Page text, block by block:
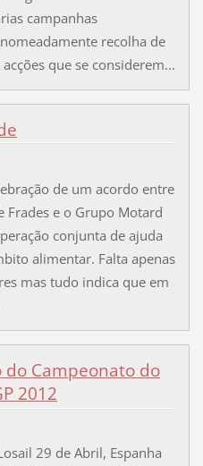
campanhas
recolha de
que se considerem...
de um acordo entre
Frades e o Grupo Motard
conjunta de ajuda
alimentar. Falta apenas
mas tudo indica que em
Campeonato do
2012
29 de Abril, Espanha